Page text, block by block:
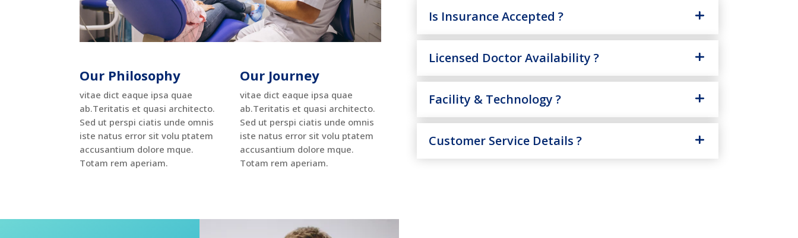
Our Philosophy
vitae dict eaque ipsa quae
ab.Teritatis et quasi architecto.
Sed ut perspi ciatis unde omnis
iste natus error sit volu ptatem
accusantium dolore mque.
Totam rem aperiam.
Our Journey
vitae dict eaque ipsa quae
ab.Teritatis et quasi architecto.
Sed ut perspi ciatis unde omnis
iste natus error sit volu ptatem
accusantium dolore mque.
Totam rem aperiam.
Is Insurance Accepted ?
Licensed Doctor Availability ?
Facility & Technology ?
Customer Service Details ?